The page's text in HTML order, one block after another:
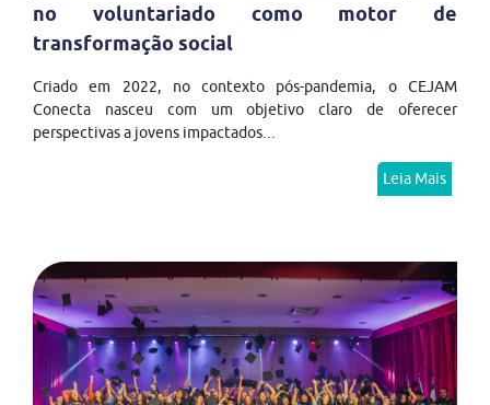
no voluntariado como motor de
transformação social
Criado em 2022, no contexto pós-pandemia, o CEJAM
Conecta nasceu com um objetivo claro de oferecer
perspectivas a jovens impactados...
Leia Mais